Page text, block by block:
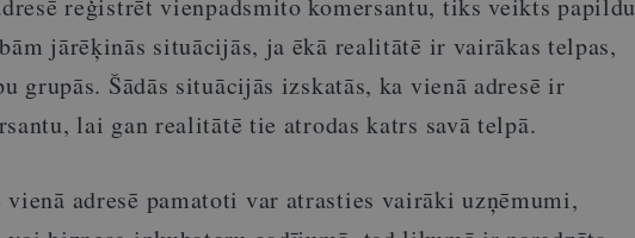
reģistrēt vienpadsmito komersantu, tiks veikts papildu
jārēķinās situācijās, ja ēkā realitātē ir vairākas telpas,
grupās. Šādās situācijās izskatās, ka vienā adresē ir
lai gan realitātē tie atrodas katrs savā telpā.
vienā adresē pamatoti var atrasties vairāki uzņēmumi,